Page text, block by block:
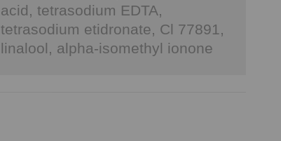
acid, tetrasodium EDTA,
tetrasodium etidronate, Cl 77891,
linalool, alpha-isomethyl ionone